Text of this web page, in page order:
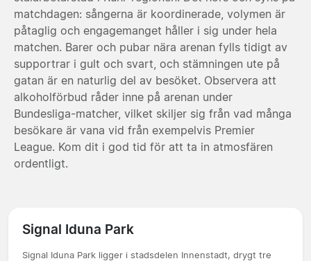
matchdagen: sångerna är koordinerade, volymen är
påtaglig och engagemanget håller i sig under hela
matchen. Barer och pubar nära arenan fylls tidigt av
supportrar i gult och svart, och stämningen ute på
gatan är en naturlig del av besöket. Observera att
alkoholförbud råder inne på arenan under
Bundesliga-matcher, vilket skiljer sig från vad många
besökare är vana vid från exempelvis Premier
League. Kom dit i god tid för att ta in atmosfären
ordentligt.
Signal Iduna Park
Signal Iduna Park ligger i stadsdelen Innenstadt, drygt tre